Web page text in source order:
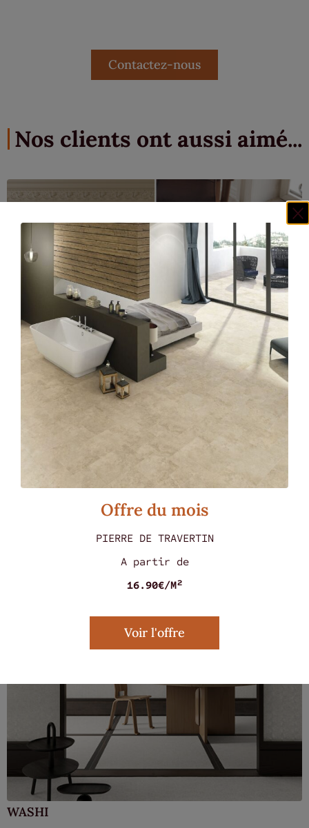
Contactez-nous
Nos clients ont aussi aimé...
MARMOREA ROSSO 60 X 60
WASHI
Offre du mois
PIERRE DE TRAVERTIN
A partir de
16.90€/M²
Voir l'offre